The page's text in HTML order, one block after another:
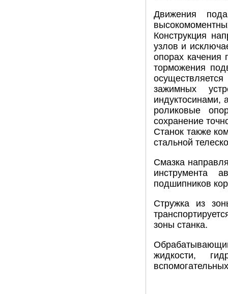
Движения
Конструкция
узлов и
опорах
торможения
зажимных
индуктосинами,
роликовые
сохранение
Станок также
стальной
Смазка
инструмента
подшипников
Стружка из
зоны станка.
жидкости,